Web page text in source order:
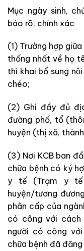
Mục ngày sinh,
báo rõ, chính xác
(1) Trường hợp
thống nhất về họ
thì khai bổ sung
chéo;
(2) Ghi đầy đủ
đường phố, tổ
huyện (thị xã,
(3) Nơi KCB ban
chữa bệnh có ký
y tế (Trạm y tế
huyện/tương
phân cấp của
có công với
người có công
chữa bệnh đã đăng